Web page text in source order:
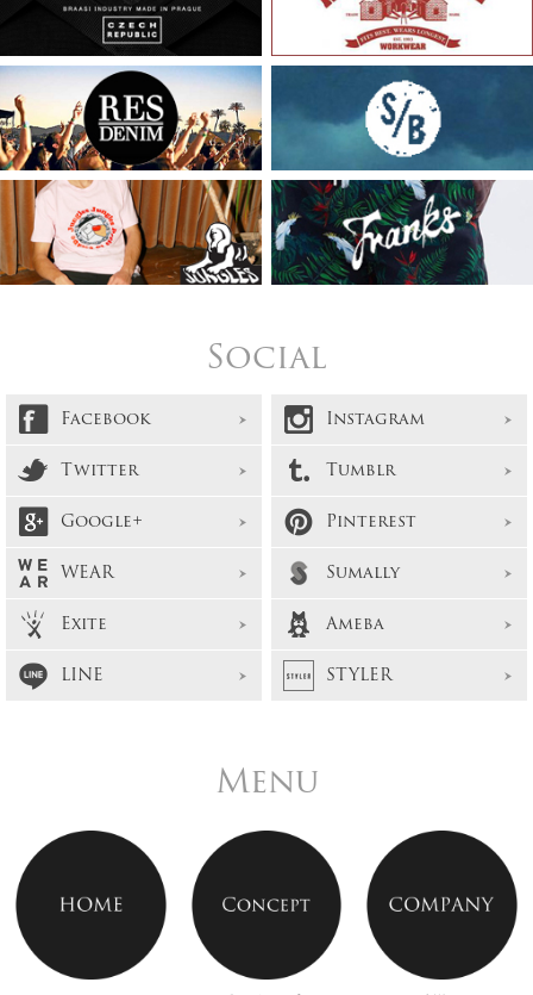
Social
Facebook
Instagram
Twitter
Tumblr
Google+
Pinterest
WEAR
Sumally
Exite
Ameba
LINE
STYLER
Menu